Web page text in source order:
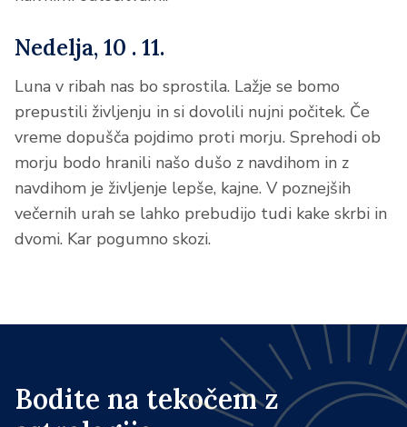
Nedelja, 10 . 11.
Luna v ribah nas bo sprostila. Lažje se bomo
prepustili življenju in si dovolili nujni počitek. Če
vreme dopušča pojdimo proti morju. Sprehodi ob
morju bodo hranili našo dušo z navdihom in z
navdihom je življenje lepše, kajne. V poznejših
večernih urah se lahko prebudijo tudi kake skrbi in
dvomi. Kar pogumno skozi.
Bodite na tekočem z